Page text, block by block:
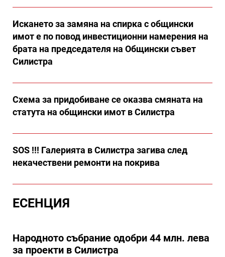
Искането за замяна на спирка с общински
имот е по повод инвестиционни намерения на
брата на председателя на Общински съвет
Силистра
Схема за придобиване се оказва смяната на
статута на общински имот в Силистра
SOS !!! Галерията в Силистра загива след
некачествени ремонти на покрива
ЕСЕНЦИЯ
Народното събрание одобри 44 млн. лева
за проекти в Силистра